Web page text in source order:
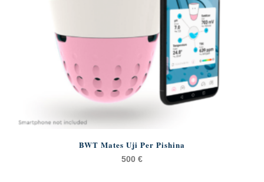
BWT Mates Uji Per Pishina
500 €